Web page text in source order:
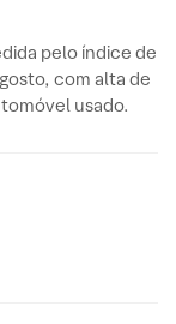
pelo índice de
com alta de
usado.